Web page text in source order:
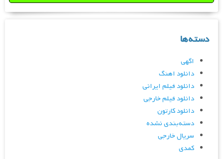
دسته‌ها
اگهی
دانلود اهنگ
دانلود فیلم ایرانی
دانلود فیلم خارجی
دانلود کارتون
دسته‌بندی نشده
سریال خارجی
کمدی